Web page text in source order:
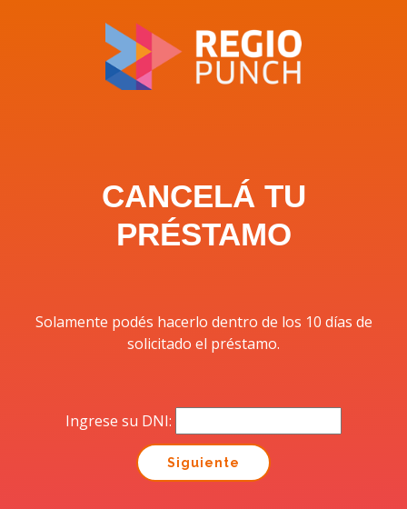
CANCELÁ TU
PRÉSTAMO
Solamente podés hacerlo dentro de los 10 días de
solicitado el préstamo.
Ingrese su DNI: